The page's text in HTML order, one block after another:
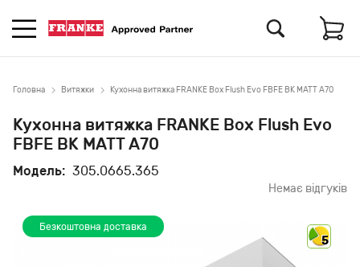
Головна Витяжки Кухонна витяжка FRANKE Box Flush Evo FBFE BK MATT A70
Кухонна витяжка FRANKE Box Flush Evo
FBFE BK MATT A70
Модель: 305.0665.365
Немає відгуків
Безкоштовна доставка
5